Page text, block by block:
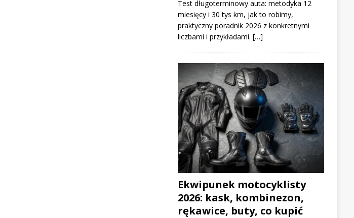
Test długoterminowy auta: metodyka 12
miesięcy i 30 tys km, jak to robimy,
praktyczny poradnik 2026 z konkretnymi
liczbami i przykładami. […]
Ekwipunek motocyklisty
2026: kask, kombinezon,
rękawice, buty, co kupić